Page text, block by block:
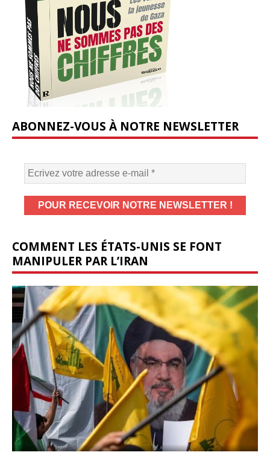
ABONNEZ-VOUS À NOTRE NEWSLETTER
COMMENT LES ÉTATS-UNIS SE FONT
MANIPULER PAR L’IRAN